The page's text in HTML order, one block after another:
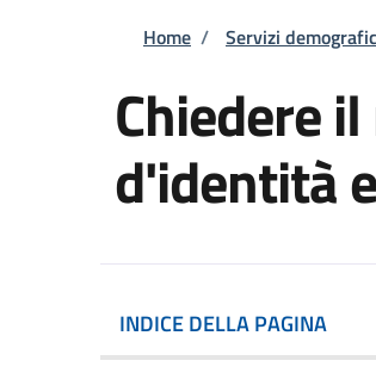
Briciole di
Home / Servizi
Chiedere
d'identità
INDICE DELLA PAGINA